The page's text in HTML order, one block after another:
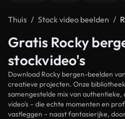
Thuis Stock video beelden
Gratis Rocky
stockvideo's
Download Rocky bergen-beelden
creatieve projecten. Onze
samengestelde mix van authentieke,
video's – die echte momenten en
vastleggen – naast fantasierijke,